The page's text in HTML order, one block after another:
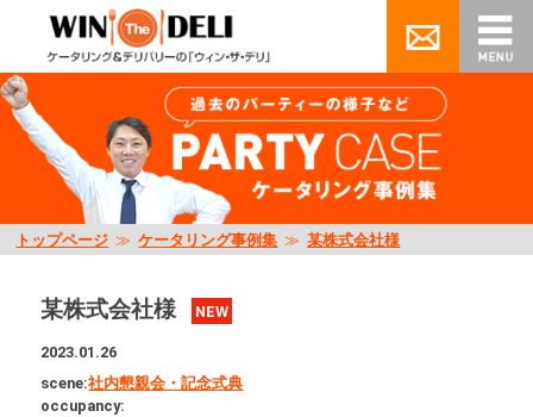
トップページ ≫ケータリング事例集 ≫某株式会社様
某株式会社様 NEW
2023.01.26
scene:社内懇親会・記念式典
occupancy: